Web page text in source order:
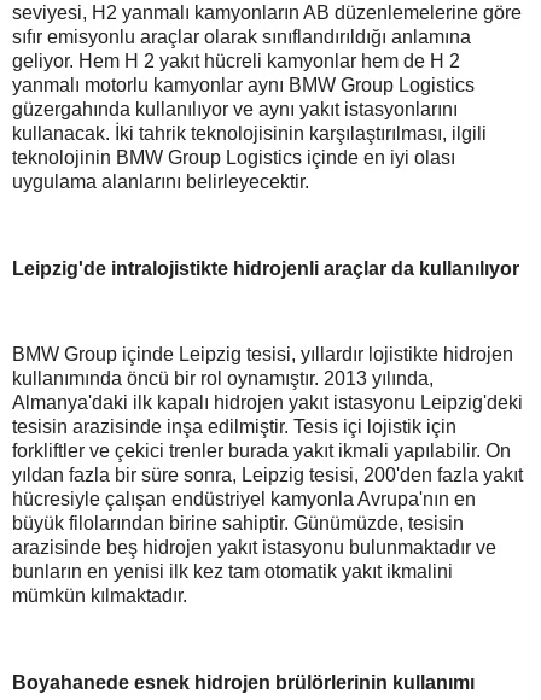
seviyesi, H2 yanmalı kamyonların AB düzenlemelerine göre
sıfır emisyonlu araçlar olarak sınıflandırıldığı anlamına
geliyor. Hem H 2 yakıt hücreli kamyonlar hem de H 2
yanmalı motorlu kamyonlar aynı BMW Group Logistics
güzergahında kullanılıyor ve aynı yakıt istasyonlarını
kullanacak. İki tahrik teknolojisinin karşılaştırılması, ilgili
teknolojinin BMW Group Logistics içinde en iyi olası
uygulama alanlarını belirleyecektir.
Leipzig'de intralojistikte hidrojenli araçlar da kullanılıyor
BMW Group içinde Leipzig tesisi, yıllardır lojistikte hidrojen
kullanımında öncü bir rol oynamıştır. 2013 yılında,
Almanya'daki ilk kapalı hidrojen yakıt istasyonu Leipzig'deki
tesisin arazisinde inşa edilmiştir. Tesis içi lojistik için
forkliftler ve çekici trenler burada yakıt ikmali yapılabilir. On
yıldan fazla bir süre sonra, Leipzig tesisi, 200'den fazla yakıt
hücresiyle çalışan endüstriyel kamyonla Avrupa'nın en
büyük filolarından birine sahiptir. Günümüzde, tesisin
arazisinde beş hidrojen yakıt istasyonu bulunmaktadır ve
bunların en yenisi ilk kez tam otomatik yakıt ikmalini
mümkün kılmaktadır.
Boyahanede esnek hidrojen brülörlerinin kullanımı